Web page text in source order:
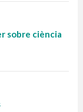
sobre ciència